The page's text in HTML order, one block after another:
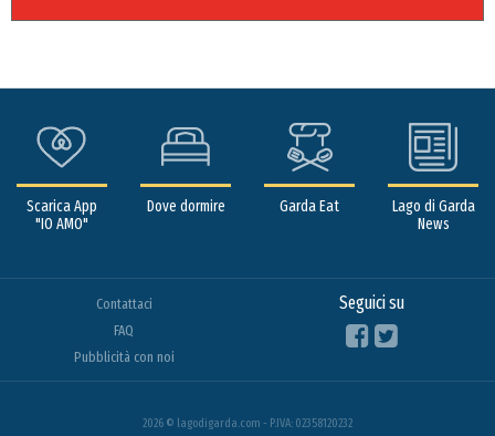
Scarica App
"IO AMO"
Dove dormire Garda Eat
Lago di Garda
News
Contattaci
FAQ
Pubblicità con noi
Seguici su
2026 © lagodigarda.com - P.IVA: 02358120232